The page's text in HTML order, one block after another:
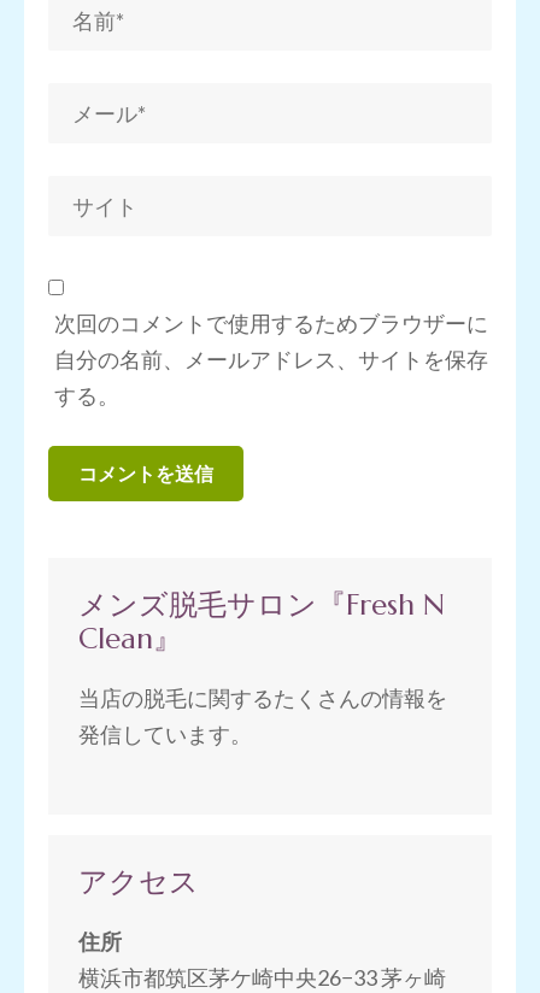
次回のコメントで使用するためブラウザーに
自分の名前、メールアドレス、サイトを保存
する。
メンズ脱毛サロン『Fresh N
Clean』
当店の脱毛に関するたくさんの情報を
発信しています。
アクセス
住所
横浜市都筑区茅ケ崎中央26−33 茅ヶ崎